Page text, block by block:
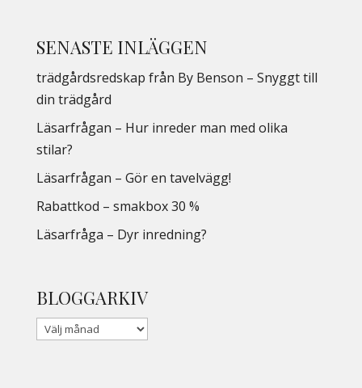
SENASTE INLÄGGEN
trädgårdsredskap från By Benson – Snyggt till
din trädgård
Läsarfrågan – Hur inreder man med olika
stilar?
Läsarfrågan – Gör en tavelvägg!
Rabattkod – smakbox 30 %
Läsarfråga – Dyr inredning?
BLOGGARKIV